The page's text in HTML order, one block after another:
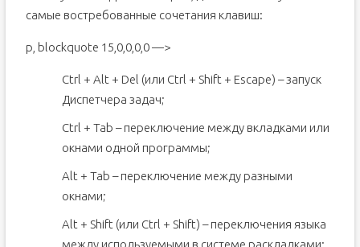
самые востребованные сочетания клавиш:
p, blockquote 15,0,0,0,0 —>
Ctrl + Alt + Del (или Ctrl + Shift + Escape) – запуск
Диспетчера задач;
Ctrl + Tab – переключение между вкладками или
окнами одной программы;
Alt + Tab – переключение между разными
окнами;
Alt + Shift (или Ctrl + Shift) – переключения языка
между используемыми в системе раскладками;